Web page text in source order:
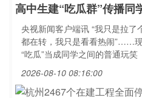
高中生建“吃瓜群”传播同
央视新闻客户端讯 “我只是拉了
都在转，我只是看看热闹”……
“吃瓜”当成同学之间的普通玩笑
2026-08-10 08:16:00